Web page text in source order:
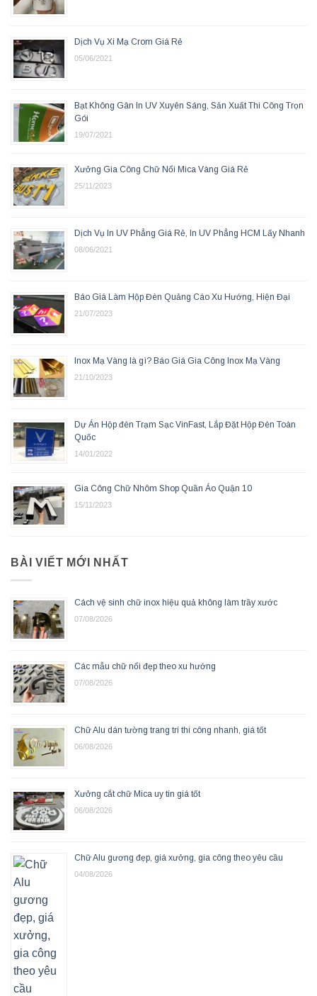
Dịch Vụ Xi Mạ Crom Giá Rẻ
05/06/2021
Bạt Không Gân In UV Xuyên Sáng, Sản Xuất Thi Công Trọn
Gói
19/07/2021
Xưởng Gia Công Chữ Nổi Mica Vàng Giá Rẻ
25/11/2023
Dịch Vụ In UV Phẳng Giá Rẻ, In UV Phẳng HCM Lấy Nhanh
08/06/2021
Báo Giá Làm Hộp Đèn Quảng Cáo Xu Hướng, Hiện Đại
21/07/2023
Inox Mạ Vàng là gì? Báo Giá Gia Công Inox Mạ Vàng
21/10/2023
Dự Án Hộp đèn Trạm Sạc VinFast, Lắp Đặt Hộp Đèn Toàn
Quốc
14/01/2022
Gia Công Chữ Nhôm Shop Quần Áo Quận 10
15/11/2023
BÀI VIẾT MỚI NHẤT
Cách vệ sinh chữ inox hiệu quả không làm trầy xước
07/08/2026
Các mẫu chữ nổi đẹp theo xu hướng
07/08/2026
Chữ Alu dán tường trang trí thi công nhanh, giá tốt
06/08/2026
Xưởng cắt chữ Mica uy tín giá tốt
06/08/2026
Chữ Alu gương đẹp, giá xưởng, gia công theo yêu cầu
04/08/2026